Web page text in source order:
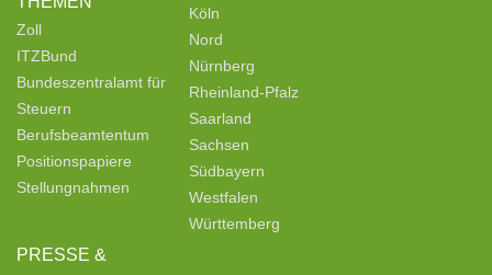
Zoll
ITZBund
Bundeszentralamt für
Steuern
Berufsbeamtentum
Positionspapiere
Stellungnahmen
PRESSE &
Köln
Nord
Nürnberg
Rheinland-Pfalz
Saarland
Sachsen
Südbayern
Westfalen
Württemberg